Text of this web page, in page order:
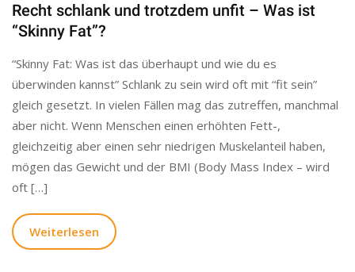
Recht schlank und trotzdem unfit – Was ist
“Skinny Fat”?
“Skinny Fat: Was ist das überhaupt und wie du es
überwinden kannst” Schlank zu sein wird oft mit “fit sein”
gleich gesetzt. In vielen Fällen mag das zutreffen, manchmal
aber nicht. Wenn Menschen einen erhöhten Fett-,
gleichzeitig aber einen sehr niedrigen Muskelanteil haben,
mögen das Gewicht und der BMI (Body Mass Index – wird
oft […]
Weiterlesen